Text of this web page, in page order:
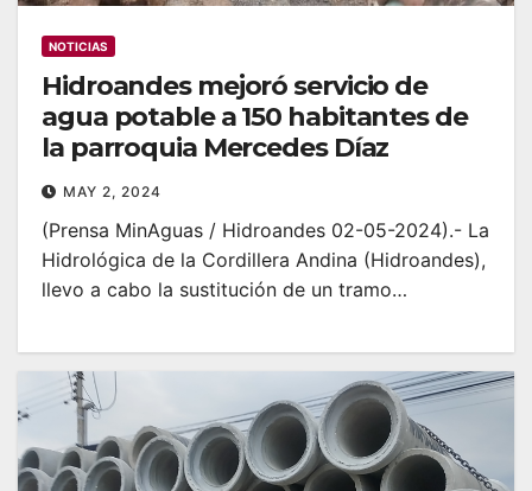
NOTICIAS
Hidroandes mejoró servicio de
agua potable a 150 habitantes de
la parroquia Mercedes Díaz
MAY 2, 2024
(Prensa MinAguas / Hidroandes 02-05-2024).- La
Hidrológica de la Cordillera Andina (Hidroandes),
llevo a cabo la sustitución de un tramo…